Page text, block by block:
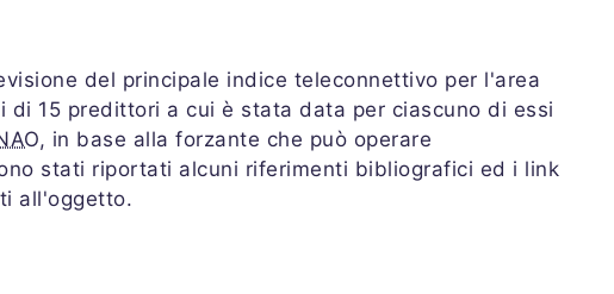
del principale indice teleconnettivo per l'area
di 15 predittori a cui è stata data per ciascuno di essi
, in base alla forzante che può operare
stati riportati alcuni riferimenti bibliografici ed i link
all'oggetto.